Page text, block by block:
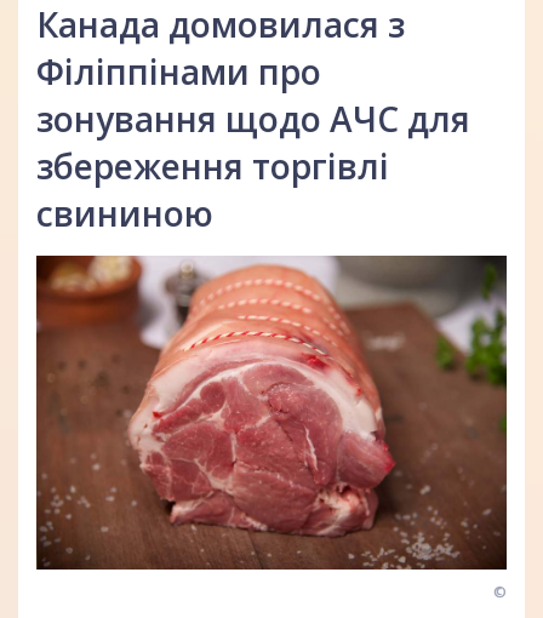
Канада домовилася з
Філіппінами про
зонування щодо АЧС для
збереження торгівлі
свининою
©